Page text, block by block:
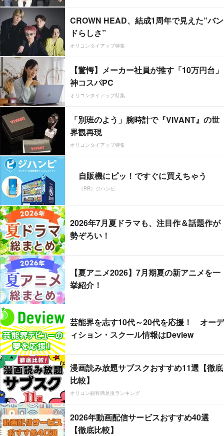
CROWN HEAD、結成1周年で見えた”バン
ドらしさ”
オリコンタイアップ特集
【驚愕】メーカー社員が推す「10万円台」
神コスパPC
オリコンタイアップ特集
「別班のよう」腕時計で『VIVANT』の世
界観再現
オリコンタイアップ特集
自販機にピッ！ですぐに買えちゃう
（PR）ジハンピ
2026年7月夏ドラマも、注目作＆話題作が
勢ぞろい！
【夏アニメ2026】7月期夏の新アニメを一
挙紹介！
芸能界を志す10代～20代を応援！ オーデ
ィション・スクール情報はDeview
漫画読み放題サブスクおすすめ11選【徹底
比較】
オリコン顧客満足度ランキング
2026年動画配信サービスおすすめ40選
【徹底比較】